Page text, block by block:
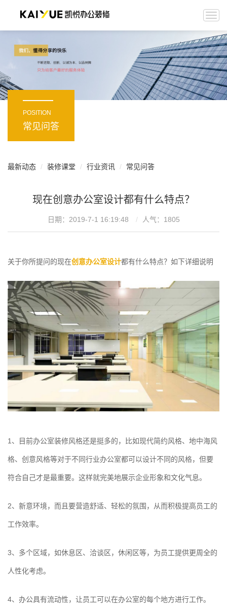
POSITION
常见问答
最新动态 装修课堂 行业资讯 常见问答
现在创意办公室设计都有什么特点？
日期：2019-7-1 16:19:48 人气： 1805
关于你所提问的现在创意办公室设计都有什么特点？如下详细说明
1、目前办公室装修风格还是挺多的，比如现代简约风格、地中海风
格、创意风格等对于不同行业办公室都可以设计不同的风格，但要
符合自己才是最重要。这样就完美地展示企业形象和文化气息。
2、新意环境，而且要营造舒适、轻松的氛围，从而积极提高员工的
工作效率。
3、多个区域，如休息区、洽谈区，休闲区等，为员工提供更周全的
人性化考虑。
4、办公具有流动性，让员工可以在办公室的每个地方进行工作。